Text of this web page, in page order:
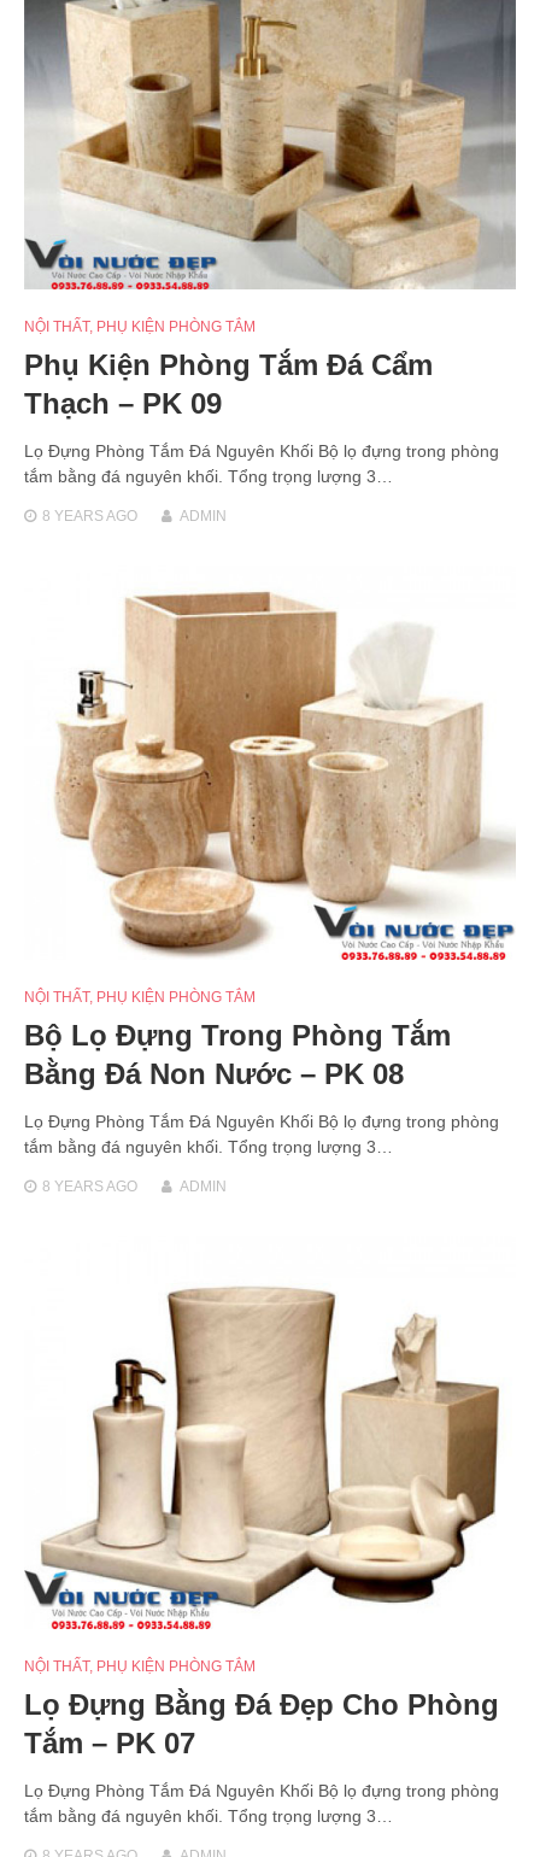
NỘI THẤT, PHỤ KIỆN PHÒNG TẮM
Phụ Kiện Phòng Tắm Đá Cẩm
Thạch – PK 09
Lọ Đựng Phòng Tắm Đá Nguyên Khối Bộ lọ đựng trong phòng
tắm bằng đá nguyên khối. Tổng trọng lượng 3…
8 YEARSAGO ADMIN
NỘI THẤT, PHỤ KIỆN PHÒNG TẮM
Bộ Lọ Đựng Trong Phòng Tắm
Bằng Đá Non Nước – PK 08
Lọ Đựng Phòng Tắm Đá Nguyên Khối Bộ lọ đựng trong phòng
tắm bằng đá nguyên khối. Tổng trọng lượng 3…
8 YEARSAGO ADMIN
NỘI THẤT, PHỤ KIỆN PHÒNG TẮM
Lọ Đựng Bằng Đá Đẹp Cho Phòng
Tắm – PK 07
Lọ Đựng Phòng Tắm Đá Nguyên Khối Bộ lọ đựng trong phòng
tắm bằng đá nguyên khối. Tổng trọng lượng 3…